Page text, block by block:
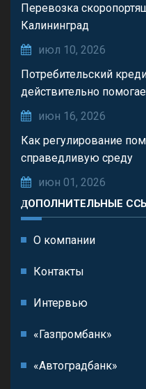
Перевозка
Калининград
июл 10, 2026
Потребительский
действительно
июн 16, 2026
Как регулирование
справедливую среду
июн 01, 2026
ДОПОЛНИТЕЛЬНЫЕ
О компании
Контакты
Интервью
«Газпромбанк»
«Автоградбанк»